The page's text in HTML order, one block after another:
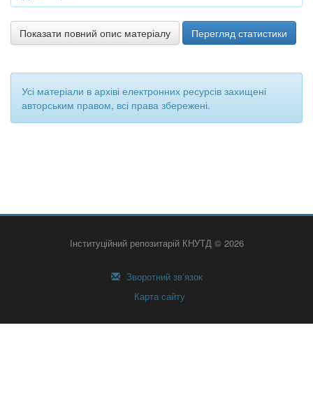
Показати повний опис матеріалу Перегляд статистики
Усі матеріали в архіві електронних ресурсів захищені
авторським правом, всі права збережені.
Інституційний репозитарій КНУТД © 2026
Зворотний зв’язок
Карта сайту